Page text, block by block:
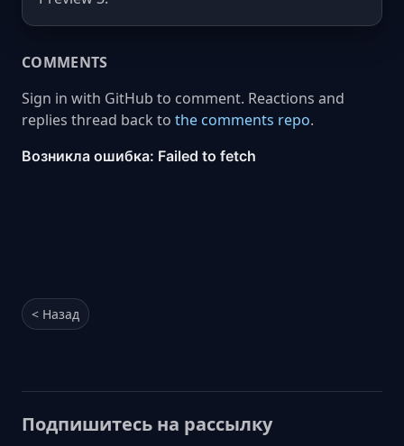
COMMENTS
Sign in with GitHub to comment. Reactions and
replies thread back to the comments repo.
< Назад
Подпишитесь на рассылку